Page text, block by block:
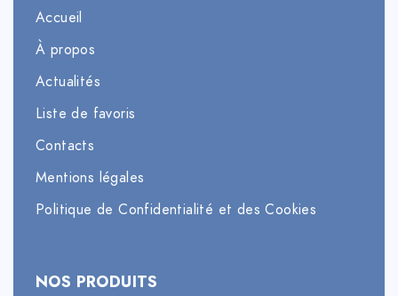
Accueil
À propos
Actualités
Liste de favoris
Contacts
Mentions légales
Politique de Confidentialité et des Cookies
NOS PRODUITS